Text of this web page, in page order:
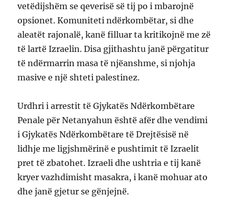
vetëdijshëm se qeverisë së tij po i mbarojnë
opsionet. Komuniteti ndërkombëtar, si dhe
aleatët rajonalë, kanë filluar ta kritikojnë me zë
të lartë Izraelin. Disa gjithashtu janë përgatitur
të ndërmarrin masa të njëanshme, si njohja
masive e një shteti palestinez.
Urdhri i arrestit të Gjykatës Ndërkombëtare
Penale për Netanyahun është afër dhe vendimi
i Gjykatës Ndërkombëtare të Drejtësisë në
lidhje me ligjshmërinë e pushtimit të Izraelit
pret të zbatohet. Izraeli dhe ushtria e tij kanë
kryer vazhdimisht masakra, i kanë mohuar ato
dhe janë gjetur se gënjejnë.